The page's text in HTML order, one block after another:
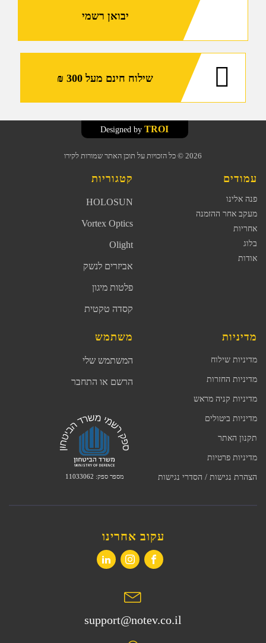
יבואן רשמי
שילוח חינם מעל 300 ₪
2026 © כל הזכויות על תוכן האתר שמורות לקירו
TROI
עמודים
פנה אלינו
מעקב אחר ההזמנה
אחריות
בלוג
אודות
קטגוריות
HOLOSUN
Vortex Optics
Olight
אביזרים לנשק
פלטות מיגון
קסדה טקטית
מדיניות
מדיניות שילוח
מדיניות החזרות
מדיניות קניה מראש
מדיניות ביטולים
תקנון האתר
מדיניות פרטיות
הצהרת נגישות / הסדרי נגישות
משתמש
המשתמש שלי
הרשם או התחבר
מספר ספק: 11033062
עקוב אחרינו
support@notev.co.il